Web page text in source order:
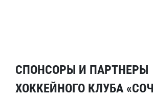
СПОНСОРЫ И ПАРТНЕРЫ
ХОККЕЙНОГО КЛУБА